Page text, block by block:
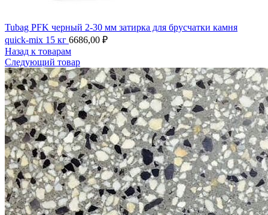
Tubag PFK черный 2-30 мм затирка для брусчатки камня
quick-mix 15 кг 6686,00 ₽
Назад к товарам
Следующий товар